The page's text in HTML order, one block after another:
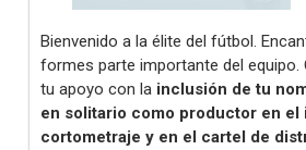
Bienvenido a la élite del fútbol.
formes parte importante del equipo.
tu apoyo con la inclusión de tu
en solitario como productor en el
cortometraje y en el cartel de